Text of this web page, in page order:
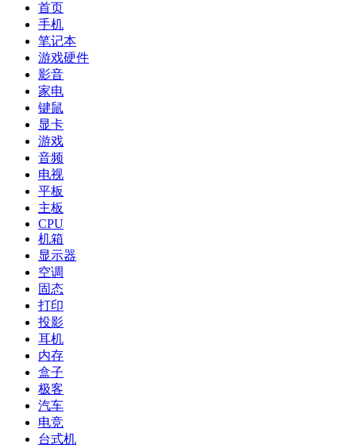
首页
手机
笔记本
游戏硬件
影音
家电
键鼠
显卡
游戏
音频
电视
平板
主板
CPU
机箱
显示器
空调
固态
打印
投影
耳机
内存
盒子
极客
汽车
电竞
台式机